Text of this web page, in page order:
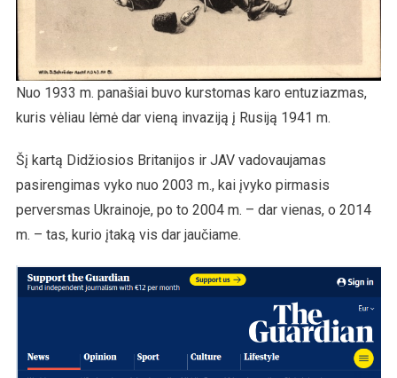
Nuo 1933 m. panašiai buvo kurstomas karo entuziazmas,
kuris vėliau lėmė dar vieną invaziją į Rusiją 1941 m.
Šį kartą Didžiosios Britanijos ir JAV vadovaujamas
pasirengimas vyko nuo 2003 m., kai įvyko pirmasis
perversmas Ukrainoje, po to 2004 m. – dar vienas, o 2014
m. – tas, kurio įtaką vis dar jaučiame.